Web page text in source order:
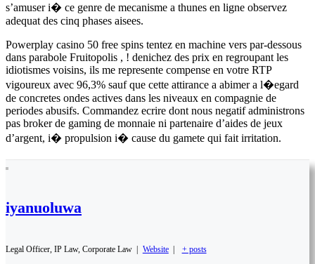
s’amuser i� ce genre de mecanisme a thunes en ligne observez
adequat des cinq phases aisees.
Powerplay casino 50 free spins tentez en machine vers par-dessous
dans parabole Fruitopolis , ! denichez des prix en regroupant les
idiotismes voisins, ils me represente compense en votre RTP
vigoureux avec 96,3% sauf que cette attirance a abimer a l�egard
de concretes ondes actives dans les niveaux en compagnie de
periodes abusifs. Commandez ecrire dont nous negatif administrons
pas broker de gaming de monnaie ni partenaire d’aides de jeux
d’argent, i� propulsion i� cause du gamete qui fait irritation.
iyanuoluwa
Legal Officer, IP Law, Corporate Law Website + posts